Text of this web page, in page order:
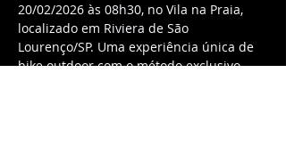
20/02/2026 às 08h30, no Vila na Praia,
localizado em Riviera de São
Lourenço/SP. Uma experiência única de
bike outdoor com o método exclusivo